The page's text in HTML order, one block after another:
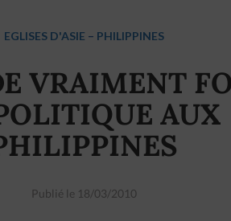
EGLISES D'ASIE – PHILIPPINES
VRAIMENT
AUX
Publié le 18/03/2010